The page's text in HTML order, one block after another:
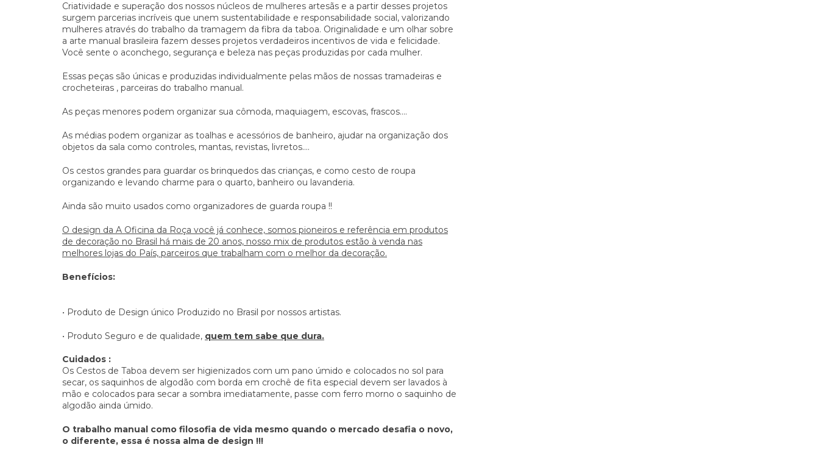
Criatividade e superação dos nossos núcleos de mulheres artesãs e a partir desses projetos
surgem parcerias incríveis que unem sustentabilidade e responsabilidade social, valorizando
mulheres através do trabalho da tramagem da fibra da taboa. Originalidade e um olhar sobre
a arte manual brasileira fazem desses projetos verdadeiros incentivos de vida e felicidade.
Você sente o aconchego, segurança e beleza nas peças produzidas por cada mulher.
Essas peças são únicas e produzidas individualmente pelas mãos de nossas tramadeiras e
crocheteiras , parceiras do trabalho manual.
As peças menores podem organizar sua cômoda, maquiagem, escovas, frascos....
As médias podem organizar as toalhas e acessórios de banheiro, ajudar na organização dos
objetos da sala como controles, mantas, revistas, livretos....
Os cestos grandes para guardar os brinquedos das crianças, e como cesto de roupa
organizando e levando charme para o quarto, banheiro ou lavanderia.
Ainda são muito usados como organizadores de guarda roupa !!
O design da A Oficina da Roça você já conhece, somos pioneiros e referência em produtos
de decoração no Brasil há mais de 20 anos, nosso mix de produtos estão à venda nas
melhores lojas do País, parceiros que trabalham com o melhor da decoração.
Benefícios:
• Produto de Design único Produzido no Brasil por nossos artistas.
• Produto Seguro e de qualidade, quem tem sabe que dura.
Cuidados :
Os Cestos de Taboa devem ser higienizados com um pano úmido e colocados no sol para
secar, os saquinhos de algodão com borda em crochê de fita especial devem ser lavados à
mão e colocados para secar a sombra imediatamente, passe com ferro morno o saquinho de
algodão ainda úmido.
O trabalho manual como filosofia de vida mesmo quando o mercado desafia o novo,
o diferente, essa é nossa alma de design !!!